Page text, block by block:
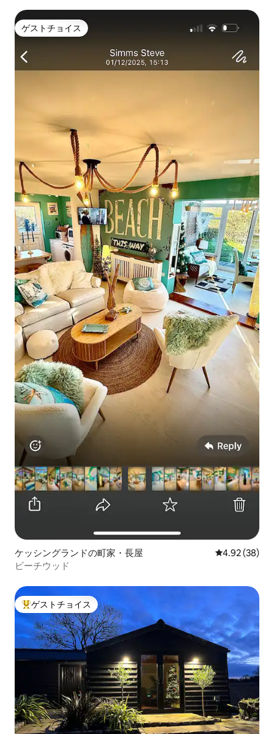
ゲストチョイス
ゲストチョイス
ケッシングランドの町家・長屋 レビュー38
4.92 (38)
ビーチウッド
大好評のゲストチョイスです。
ゲストチョイス